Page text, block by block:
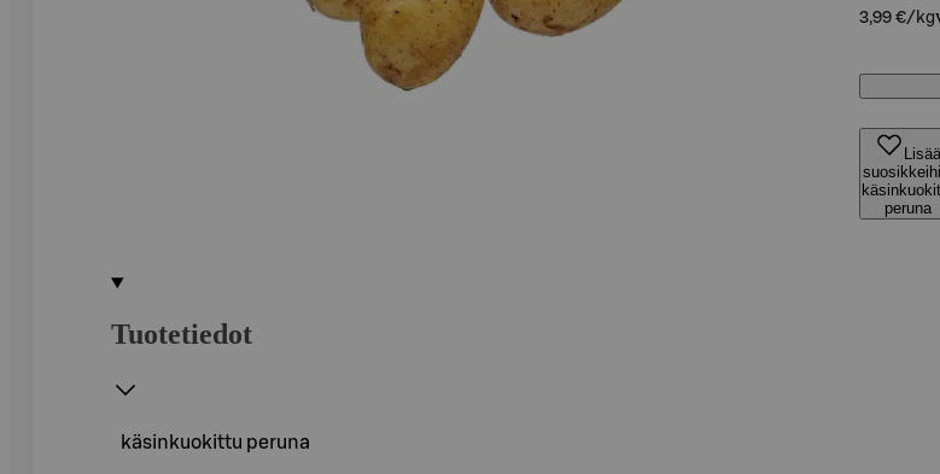
3,99 €/kg
Lisää
peruna
Tuotetiedot
käsinkuokittu peruna